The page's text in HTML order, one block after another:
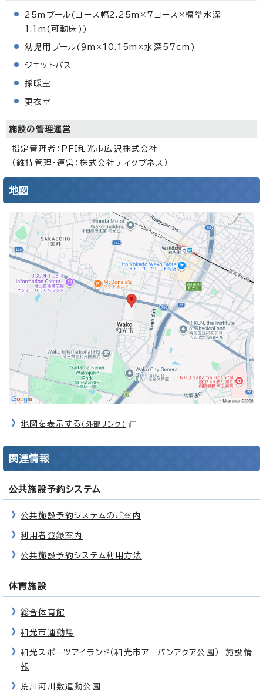
25mプール(コース幅2.25m×7コース×標準水深
1.1m(可動床))
幼児用プール(9m×10.15m×水深57cm)
ジェットバス
採暖室
更衣室
施設の管理運営
指定管理者：PFI和光市広沢株式会社
（維持管理・運営：株式会社ティップネス）
地図
地図を表示する （外部リンク）
関連情報
公共施設予約システム
公共施設予約システムのご案内
利用者登録案内
公共施設予約システム利用方法
体育施設
総合体育館
和光市運動場
和光スポーツアイランド（和光市アーバンアクア公園） 施設情
報
荒川河川敷運動公園